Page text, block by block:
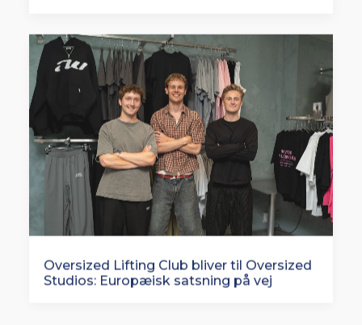
Oversized Lifting Club bliver til Oversized
Studios: Europæisk satsning på vej